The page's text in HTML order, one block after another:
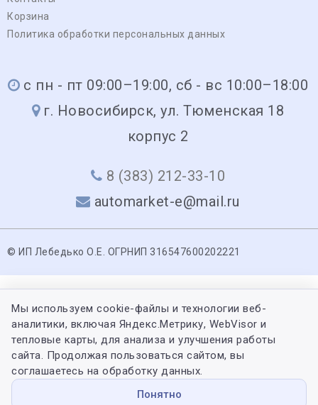
Корзина
Политика обработки персональных данных
с пн - пт 09:00–19:00, сб - вс 10:00–18:00
г. Новосибирск, ул. Тюменская 18
корпус 2
8 (383) 212-33-10
automarket-e@mail.ru
© ИП Лебедько О.Е. ОГРНИП 316547600202221
Мы используем cookie-файлы и технологии веб-
аналитики, включая Яндекс.Метрику, WebVisor и
тепловые карты, для анализа и улучшения работы
сайта. Продолжая пользоваться сайтом, вы
соглашаетесь на обработку данных.
Понятно